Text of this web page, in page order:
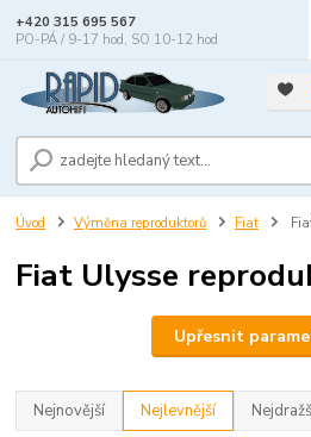
+420 315 695 567
PO-PÁ / 9-17 hod, SO 10-12 hod
Úvod Výměna reproduktorů Fiat
Fiat Ulysse
Upřesnit
Nejnovější Nejlevnější